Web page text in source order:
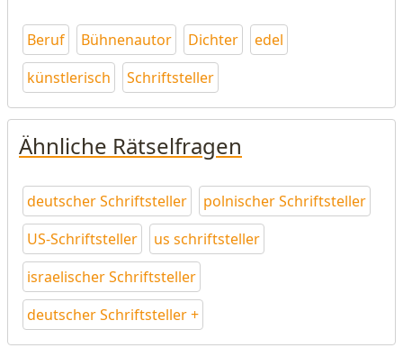
Beruf Bühnenautor Dichter
edel
künstlerisch
Schriftsteller
Ähnliche Rätselfragen
deutscher Schriftsteller
polnischer Schriftsteller
US-Schriftsteller
us schriftsteller
israelischer Schriftsteller
deutscher Schriftsteller +